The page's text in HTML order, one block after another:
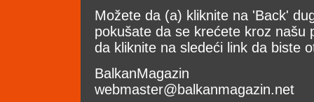
Možete da (a) kliknite na 'Back'
pokušate da se krećete kroz našu
da kliknite na sledeći link da biste
BalkanMagazin
webmaster@balkanmagazin.net